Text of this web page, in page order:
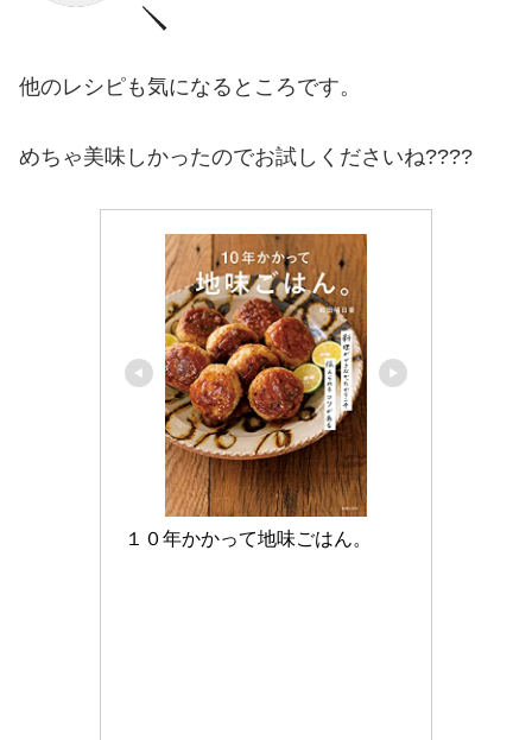
他のレシピも気になるところです。
めちゃ美味しかったのでお試しくださいね????
１０年かかって地味ごはん。